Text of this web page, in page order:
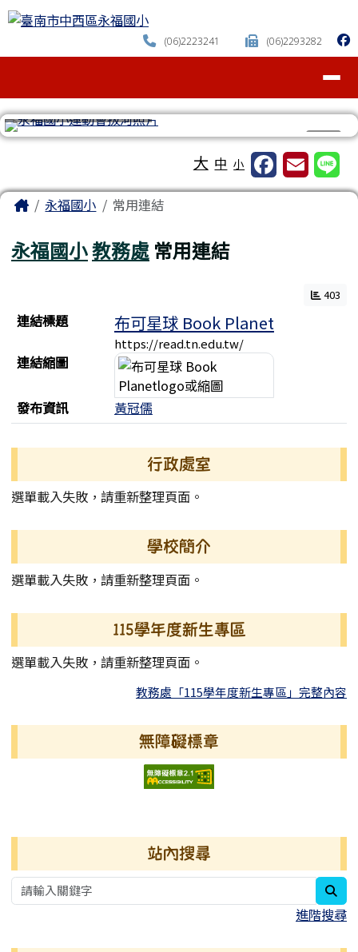
跳至主內容區
臺南市中西區永福國小
(06)2223241 (06)2293282
⏸
大 中 小
主內容區域
Home永福國小 常用連結
永福國小教務處 常用連結
403
連結列表
連結標題 布可星球 Book Planet
https://read.tn.edu.tw/
連結縮圖
發布資訊 黃冠儒
行政處室
選單載入失敗，請重新整理頁面。
學校簡介
選單載入失敗，請重新整理頁面。
115學年度新生專區
選單載入失敗，請重新整理頁面。
教務處「115學年度新生專區」完整內容
無障礙標章
站內搜尋
進階搜尋
頁尾區域